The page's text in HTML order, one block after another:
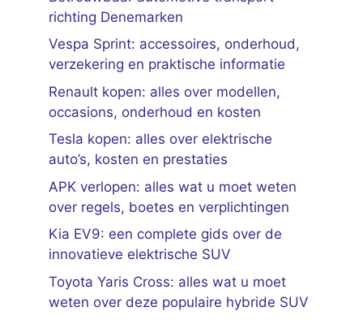
richting Denemarken
Vespa Sprint: accessoires, onderhoud,
verzekering en praktische informatie
Renault kopen: alles over modellen,
occasions, onderhoud en kosten
Tesla kopen: alles over elektrische
auto’s, kosten en prestaties
APK verlopen: alles wat u moet weten
over regels, boetes en verplichtingen
Kia EV9: een complete gids over de
innovatieve elektrische SUV
Toyota Yaris Cross: alles wat u moet
weten over deze populaire hybride SUV